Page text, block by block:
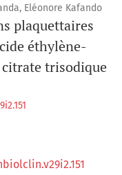
Eléonore Kafando
plaquettaires
éthylène-
trisodique